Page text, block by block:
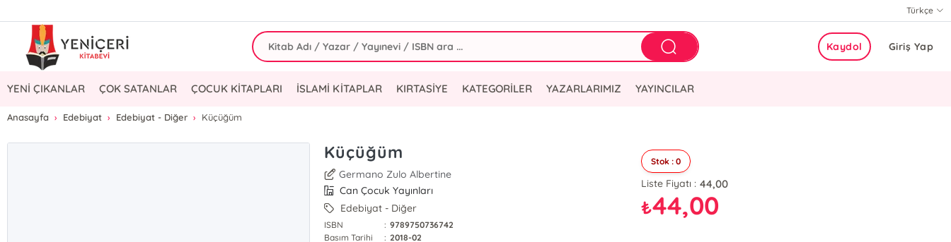
Türkçe
Giriş Yap
Kaydol
YENİ ÇIKANLAR ÇOK SATANLAR ÇOCUK KİTAPLARI İSLAMİ KİTAPLAR KIRTASİYE KATEGORİLER YAZARLARIMIZ YAYINCILAR
Anasayfa Edebiyat Edebiyat - Diğer Küçüğüm
Küçüğüm
Germano Zulo Albertine
Can Çocuk Yayınları
Edebiyat - Diğer
ISBN : 9789750736742
Basım Tarihi
: 2018-02
Stok : 0
Liste Fiyatı : 44,00
₺44,00